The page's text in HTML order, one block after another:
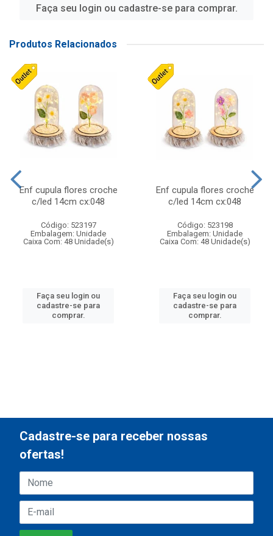
Faça seu login ou cadastre-se para comprar.
Produtos Relacionados
Enf cupula flores croche
c/led 14cm cx:048
Código: 523197
Embalagem: Unidade
Caixa Com: 48 Unidade(s)
Faça seu login ou
cadastre-se para
comprar.
Enf cupula flores croche
c/led 14cm cx:048
Código: 523198
Embalagem: Unidade
Caixa Com: 48 Unidade(s)
Faça seu login ou
cadastre-se para
comprar.
Cadastre-se para receber nossas
ofertas!